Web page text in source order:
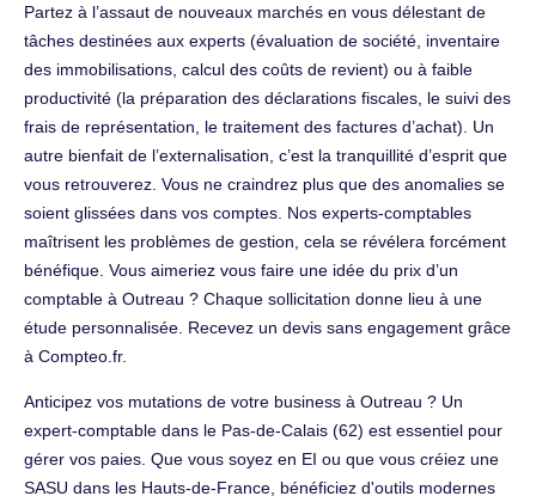
Partez à l’assaut de nouveaux marchés en vous délestant de
tâches destinées aux experts (évaluation de société, inventaire
des immobilisations, calcul des coûts de revient) ou à faible
productivité (la préparation des déclarations fiscales, le suivi des
frais de représentation, le traitement des factures d’achat). Un
autre bienfait de l’externalisation, c’est la tranquillité d’esprit que
vous retrouverez. Vous ne craindrez plus que des anomalies se
soient glissées dans vos comptes. Nos experts-comptables
maîtrisent les problèmes de gestion, cela se révélera forcément
bénéfique. Vous aimeriez vous faire une idée du prix d’un
comptable à Outreau ? Chaque sollicitation donne lieu à une
étude personnalisée. Recevez un devis sans engagement grâce
à Compteo.fr.
Anticipez vos mutations de votre business à Outreau ? Un
expert-comptable dans le Pas-de-Calais (62) est essentiel pour
gérer vos paies. Que vous soyez en EI ou que vous créiez une
SASU dans les Hauts-de-France, bénéficiez d'outils modernes